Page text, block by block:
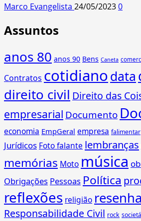
Marco Evangelista 24/05/20230
Assuntos
anos 80 anos 90 Bens Caneta
Contratos cotidianodata
direito civil Direito das
empresarial Documento
economia EmpGeral empresa falimentar
Jurídicos Foto falante lembranças
memórias Moto música
Obrigações Pessoas Política
reflexões religião resenha
Responsabilidade Civil rock